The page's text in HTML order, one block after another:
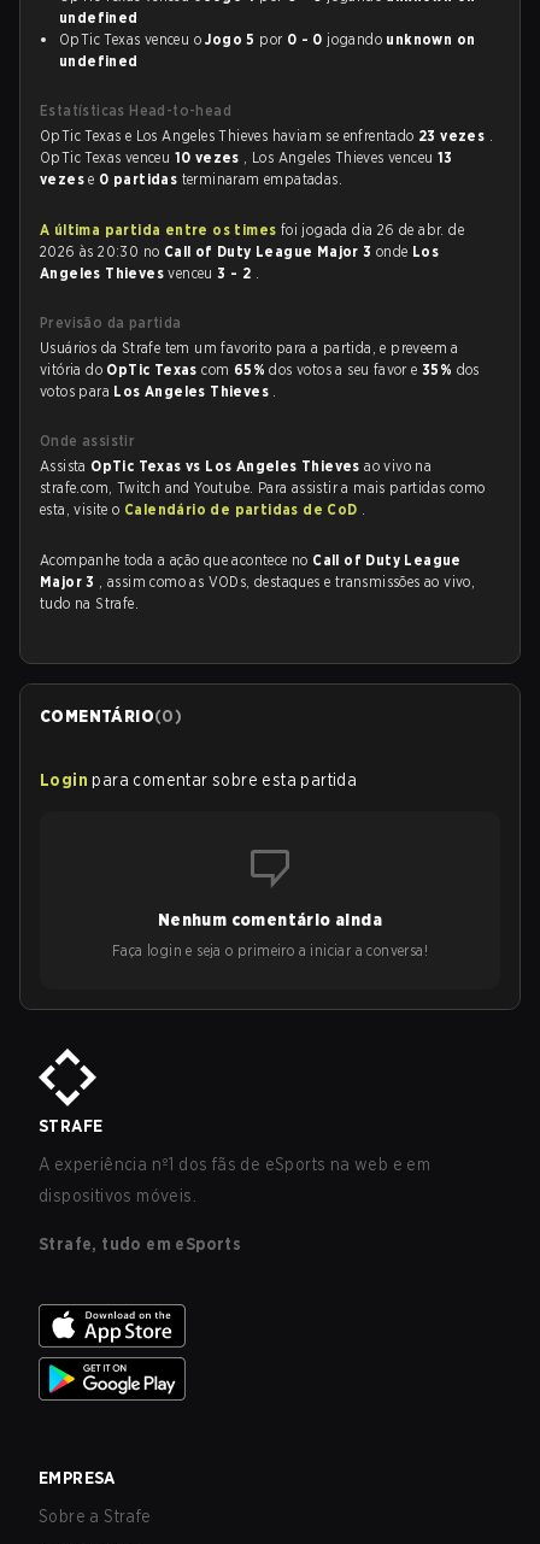
undefined
OpTic Texas venceu oJogo 5 por 0 - 0 jogando unknown on
undefined
Estatísticas Head-to-head
OpTic Texas e Los Angeles Thieves haviam se enfrentado 23 vezes .
OpTic Texas venceu 10 vezes , Los Angeles Thieves venceu 13
vezese 0 partidas terminaram empatadas.
A última partida entre os times foi jogada dia 26 de abr. de
2026 às 20:30 no Call of Duty League Major 3onde Los
Angeles Thievesvenceu3 - 2 .
Previsão da partida
Usuários da Strafe tem um favorito para a partida, e preveem a
vitória do OpTic Texascom 65%dos votos a seu favor e35% dos
votos para Los Angeles Thieves .
Onde assistir
Assista OpTic Texas vs Los Angeles Thievesao vivo na
strafe.com, Twitch and Youtube. Para assistir a mais partidas como
esta, visite o Calendário de partidas de CoD .
Acompanhe toda a ação que acontece no Call of Duty League
Major 3 , assim como as VODs, destaques e transmissões ao vivo,
tudo na Strafe.
COMENTÁRIO(0)
Login para comentar sobre esta partida
Nenhum comentário ainda
Faça login e seja o primeiro a iniciar a conversa!
STRAFE
A experiência nº1 dos fãs de eSports na web e em
dispositivos móveis.
Strafe, tudo em eSports
EMPRESA
Sobre a Strafe